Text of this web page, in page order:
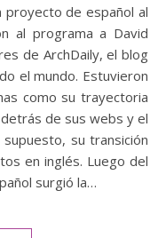
de español al
al programa a David
de ArchDaily, el blog
el mundo. Estuvieron
como su trayectoria
de sus webs y el
su transición
en inglés. Luego del
surgió la…